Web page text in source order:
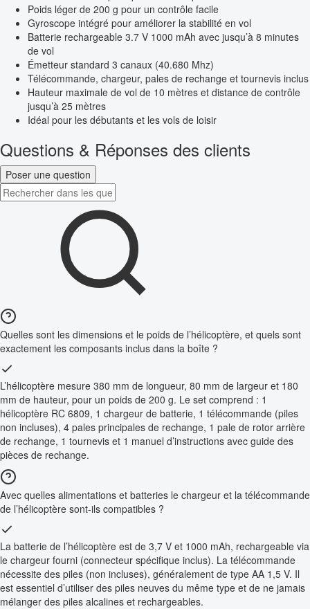
Poids léger de 200 g pour un contrôle facile
Gyroscope intégré pour améliorer la stabilité en vol
Batterie rechargeable 3.7 V 1000 mAh avec jusqu’à 8 minutes
de vol
Émetteur standard 3 canaux (40.680 Mhz)
Télécommande, chargeur, pales de rechange et tournevis inclus
Hauteur maximale de vol de 10 mètres et distance de contrôle
jusqu’à 25 mètres
Idéal pour les débutants et les vols de loisir
Questions & Réponses des clients
Poser une question
Quelles sont les dimensions et le poids de l’hélicoptère, et quels sont
exactement les composants inclus dans la boîte ?
L’hélicoptère mesure 380 mm de longueur, 80 mm de largeur et 180
mm de hauteur, pour un poids de 200 g. Le set comprend : 1
hélicoptère RC 6809, 1 chargeur de batterie, 1 télécommande (piles
non incluses), 4 pales principales de rechange, 1 pale de rotor arrière
de rechange, 1 tournevis et 1 manuel d’instructions avec guide des
pièces de rechange.
Avec quelles alimentations et batteries le chargeur et la télécommande
de l’hélicoptère sont-ils compatibles ?
La batterie de l’hélicoptère est de 3,7 V et 1000 mAh, rechargeable via
le chargeur fourni (connecteur spécifique inclus). La télécommande
nécessite des piles (non incluses), généralement de type AA 1,5 V. Il
est essentiel d’utiliser des piles neuves du même type et de ne jamais
mélanger des piles alcalines et rechargeables.